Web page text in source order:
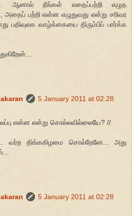
ஆனால் நீங்கள் எதைப்பற்றி எழுத
அதைப் பற்றி என்ன எழுதுவது என்று சரிவர
பதிவுலக வாழ்க்கையை திரும்பிப் பார்க்க
5 January 2011 at 02:28
என்ன என்று சொல்லவில்லையே? //
வர்ற திங்ககிழமை சொல்றேனே... அது
5 January 2011 at 02:28